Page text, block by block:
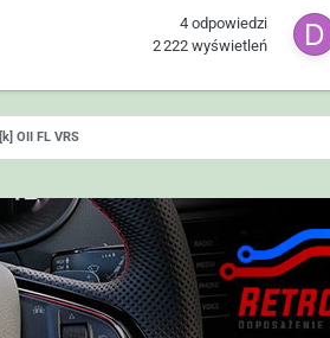
4 odpowiedzi
2 222 wyświetleń
[k] OII FL VRS